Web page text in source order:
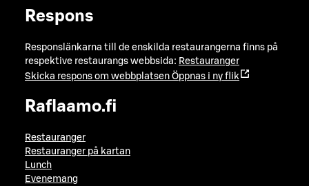
Respons
Responslänkarna till de enskilda restaurangerna finns på
respektive restaurangs webbsida: Restauranger
Skicka respons om webbplatsen Öppnas i ny flik
Raflaamo.fi
Restauranger
Restauranger på kartan
Lunch
Evenemang